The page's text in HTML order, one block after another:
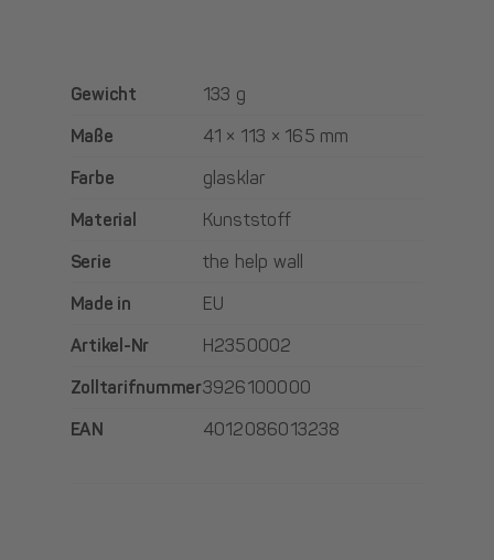
Gewicht
133 g
Maße
41 × 113 × 165 mm
Farbe
glasklar
Material
Kunststoff
Serie
the help wall
Made in
EU
Artikel-Nr
H2350002
Zolltarifnummer3926100000
EAN
4012086013238